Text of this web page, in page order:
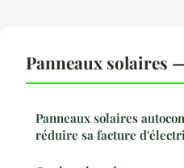
Panneaux solaires
Panneaux solaires
réduire sa facture